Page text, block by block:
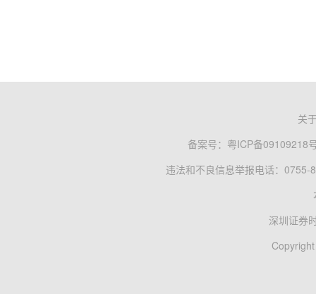
关
备案号： 粤ICP备09109218
违法和不良信息举报电话：0755-
深圳证券